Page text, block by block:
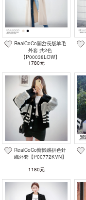
RealCoCo開岔長版羊毛
外套 共2色
【P00038LOW】
1780元
RealCoCo慵懶感拼色針
織外套【P00772KVN】
1180元